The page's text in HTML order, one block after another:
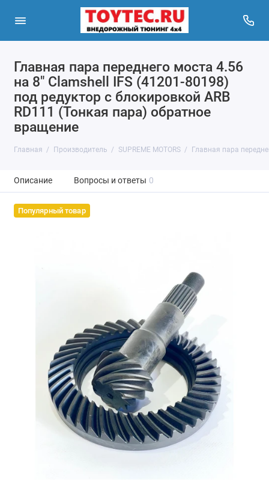
Главная пара переднего моста 4.56
на 8" Clamshell IFS (41201-80198)
под редуктор с блокировкой ARB
RD111 (Тонкая пара) обратное
вращение
Главная Производитель SUPREME MOTORS Главная пара
Описание Вопросы и ответы 0
Популярный товар